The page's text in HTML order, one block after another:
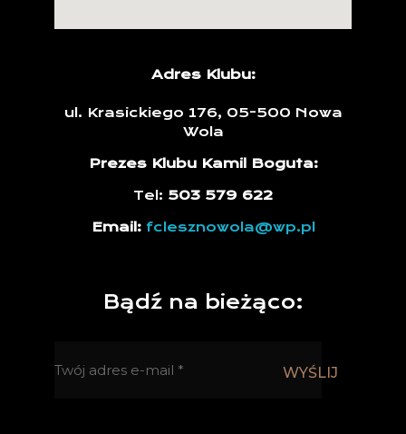
Adres Klubu:
ul. Krasickiego 176, 05-500 Nowa
Wola
Prezes Klubu Kamil Boguta:
Tel: 503 579 622
Email: fclesznowola@wp.pl
Bądź na bieżąco: